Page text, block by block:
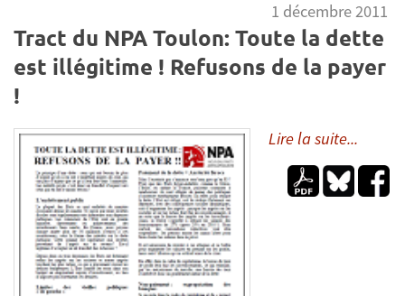
1 décembre 2011
Tract du NPA Toulon: Toute la dette
est illégitime ! Refusons de la payer
!
Lire la suite...